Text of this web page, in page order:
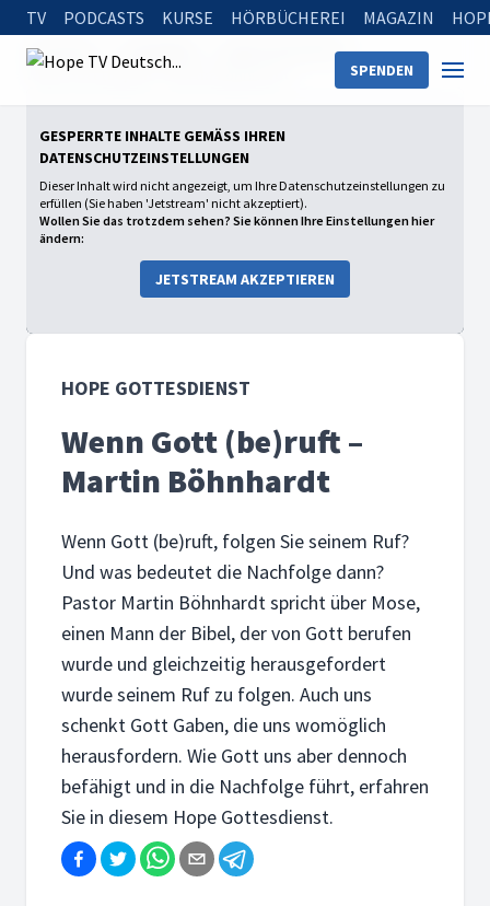
TV PODCASTS KURSE HÖRBÜCHEREI MAGAZIN
SPENDEN
Startseite
Hope Gottesdienst
Wenn Gott (be)ruft – Martin Böhnhardt
GESPERRTE INHALTE GEMÄSS IHREN D
ATENSCHUTZEINSTELLUNGEN
Dieser Inhalt wird nicht angezeigt, um Ihre Datenschutzeinstellungen zu
erfüllen (Sie haben 'Jetstream' nicht akzeptiert).
Wollen Sie das trotzdem sehen? Sie können Ihre Einstellungen hier
ändern:
JETSTREAM AKZEPTIEREN
HOPE GOTTESDIENST
Wenn Gott (be)ruft –
Martin Böhnhardt
Wenn Gott (be)ruft, folgen Sie seinem Ruf?
Und was bedeutet die Nachfolge dann?
Pastor Martin Böhnhardt spricht über Mose,
einen Mann der Bibel, der von Gott berufen
wurde und gleichzeitig herausgefordert
wurde seinem Ruf zu folgen. Auch uns
schenkt Gott Gaben, die uns womöglich
herausfordern. Wie Gott uns aber dennoch
befähigt und in die Nachfolge führt, erfahren
Sie in diesem Hope Gottesdienst.